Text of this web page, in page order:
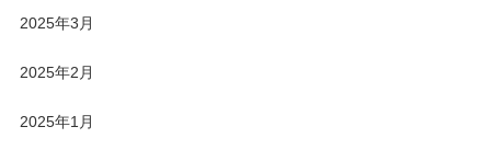
2025年3月
2025年2月
2025年1月